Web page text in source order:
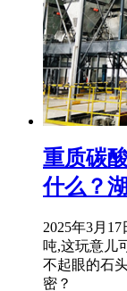
重质碳
什么？
2025年3月
吨,这玩意儿
不起眼的石
密？